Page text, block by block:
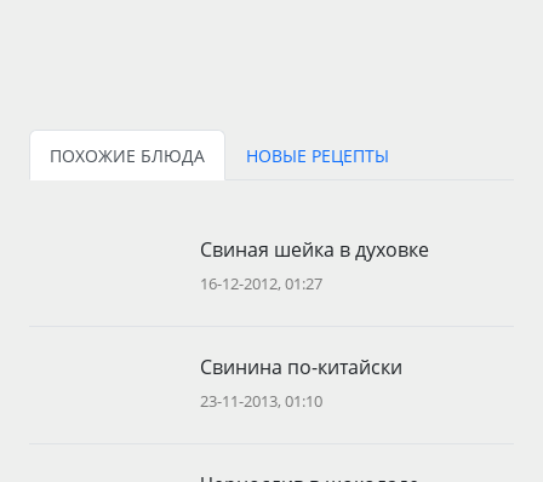
ПОХОЖИЕ БЛЮДА НОВЫЕ РЕЦЕПТЫ
Свиная шейка в духовке
16-12-2012, 01:27
Свинина по-китайски
23-11-2013, 01:10